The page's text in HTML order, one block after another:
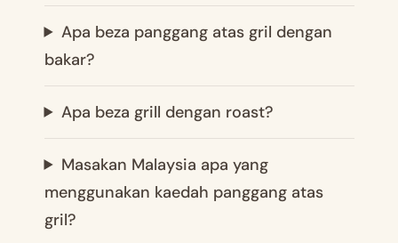
Apa beza panggang atas gril dengan
bakar?
Apa beza grill dengan roast?
Masakan Malaysia apa yang
menggunakan kaedah panggang atas
gril?